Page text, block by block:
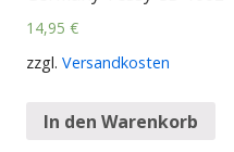
14,95 €
zzgl. Versandkosten
In den Warenkorb